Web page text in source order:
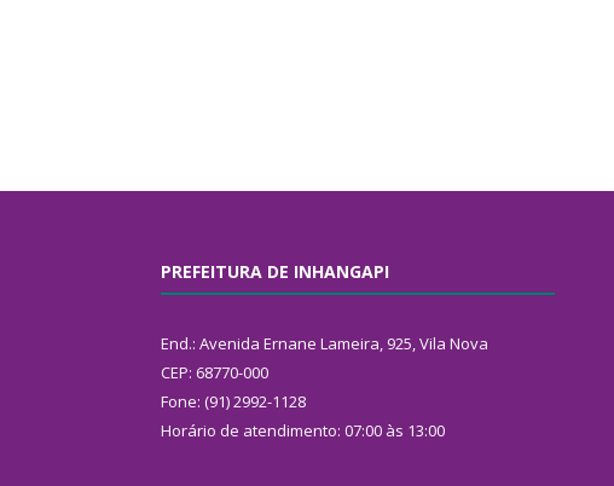
PREFEITURA DE INHANGAPI
End.: Avenida Ernane Lameira, 925, Vila Nova
CEP: 68770-000
Fone: (91) 2992-1128
Horário de atendimento: 07:00 às 13:00